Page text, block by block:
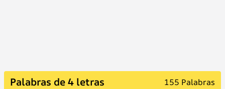
Palabras de 4 letras 155 Palabras